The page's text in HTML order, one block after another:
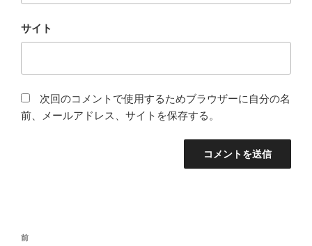
サイト
次回のコメントで使用するためブラウザーに自分の名
前、メールアドレス、サイトを保存する。
投
前
前